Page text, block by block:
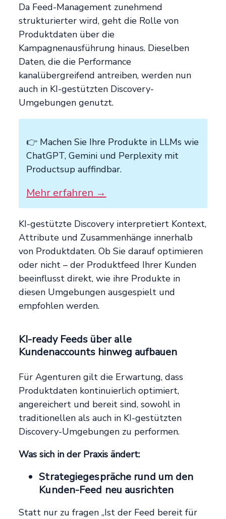
Da Feed-Management zunehmend
strukturierter wird, geht die Rolle von
Produktdaten über die
Kampagnenausführung hinaus. Dieselben
Daten, die die Performance
kanalübergreifend antreiben, werden nun
auch in KI-gestützten Discovery-
Umgebungen genutzt.
👉 Machen Sie Ihre Produkte in LLMs wie
ChatGPT, Gemini und Perplexity mit
Productsup auffindbar.
Mehr erfahren →
KI-gestützte Discovery interpretiert Kontext,
Attribute und Zusammenhänge innerhalb
von Produktdaten. Ob Sie darauf optimieren
oder nicht – der Produktfeed Ihrer Kunden
beeinflusst direkt, wie ihre Produkte in
diesen Umgebungen ausgespielt und
empfohlen werden.
KI-ready Feeds über alle
Kundenaccounts hinweg aufbauen
Für Agenturen gilt die Erwartung, dass
Produktdaten kontinuierlich optimiert,
angereichert und bereit sind, sowohl in
traditionellen als auch in KI-gestützten
Discovery-Umgebungen zu performen.
Was sich in der Praxis ändert:
Strategiegespräche rund um den
Kunden-Feed neu ausrichten
Statt nur zu fragen „Ist der Feed bereit für